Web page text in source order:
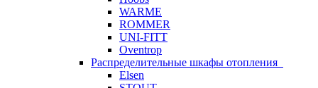
WARME
ROMMER
UNI-FITT
Oventrop
Распределительные шкафы отопления
Elsen